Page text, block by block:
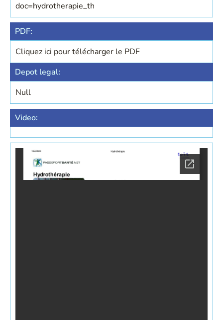
doc=hydrotherapie_th
PDF:
Cliquez ici pour télécharger le PDF
Depot legal:
Null
Video: